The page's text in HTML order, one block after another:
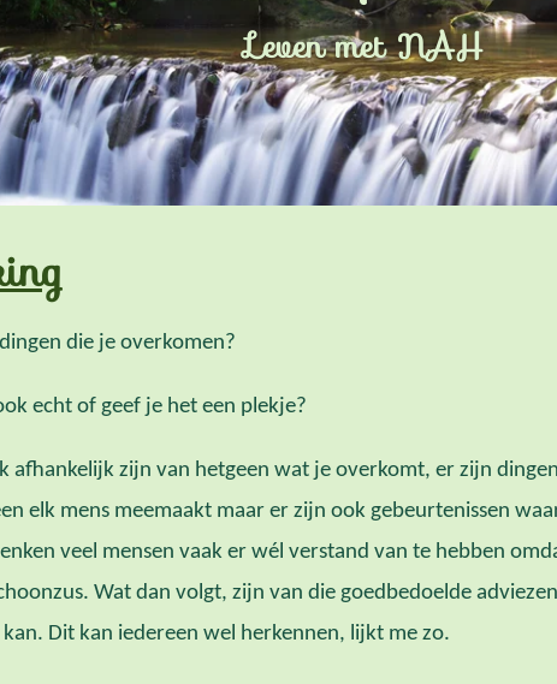
Leven met NAH
die je overkomen?
echt of geef je het een plekje?
afhankelijk zijn van hetgeen wat je overkomt, er zijn
elk mens meemaakt maar er zijn ook gebeurtenissen
veel mensen vaak er wél verstand van te hebben
Wat dan volgt, zijn van die goedbedoelde
Dit kan iedereen wel herkennen, lijkt me zo.